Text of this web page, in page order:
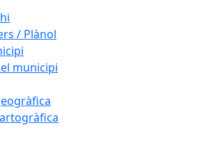
/ Plànol
municipi